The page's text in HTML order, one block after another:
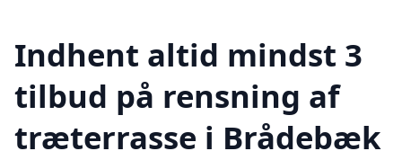
Indhent altid mindst 3
tilbud på rensning af
træterrasse i Brådebæk